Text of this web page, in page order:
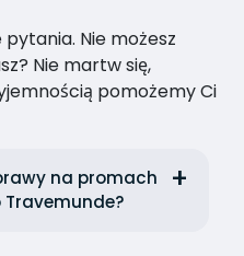
Nie możesz
Nie martw się,
pomożemy Ci
na promach
Travemunde?